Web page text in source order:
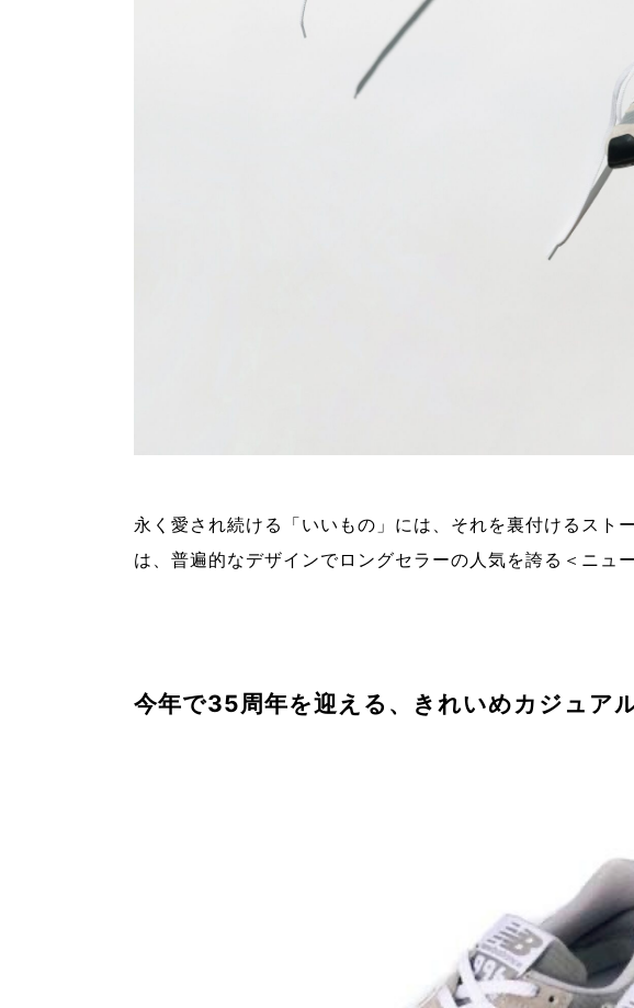
永く愛され続ける「いいもの」には、それを裏付けるスト
は、普遍的なデザインでロングセラーの人気を誇る＜ニュ
今年で35周年を迎える、きれいめカジュア